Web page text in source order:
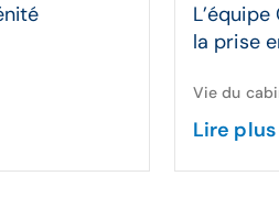
la prise
Vie du
Lire plus